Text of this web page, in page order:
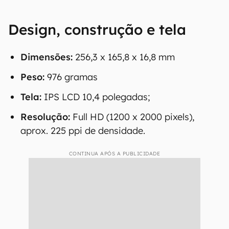
Design, construção e tela
Dimensões: 256,3 x 165,8 x 16,8 mm
Peso: 976 gramas
Tela: IPS LCD 10,4 polegadas;
Resolução: Full HD (1200 x 2000 pixels),
aprox. 225 ppi de densidade.
CONTINUA APÓS A PUBLICIDADE